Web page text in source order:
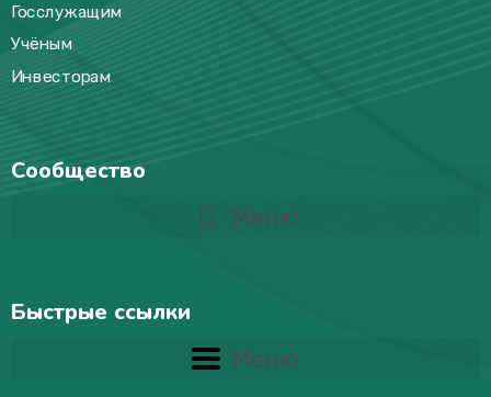
Госслужащим
Учёным
Инвесторам
Сообщество
Меню
Быстрые ссылки
Меню